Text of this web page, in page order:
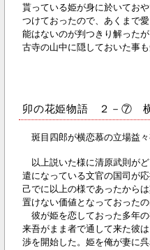
貰っている姫が身に於いてお
つけておったので、あくまで
能はないのが判つきり解った
古寺の山中に隠しておいた事
卯の花姫物語 ２－⑦ 横
斑目四郎が横恋慕の立場益々
以上説いた様に清原武則が
遣になっている文官の国司が
己でに以上の様であったから
置けない価値となっておった
彼が姫を恋しておった多年
来吾がまま者で通して来た彼
渉を開始した。姫を俺が妻に